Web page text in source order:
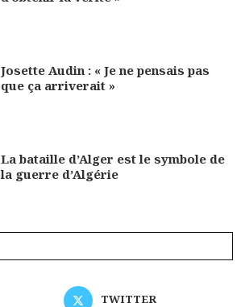
Josette Audin : « Je ne pensais pas
que ça arriverait »
La bataille d’Alger est le symbole de
la guerre d’Algérie
TWITTER